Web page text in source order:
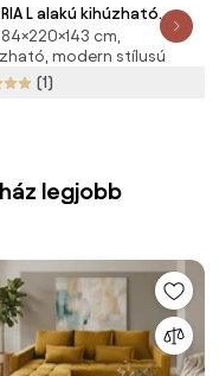
L alakú kihúzható
220x143 cm, bézs
INGYEN
cm,
modern stílusú
(1)
legjobb